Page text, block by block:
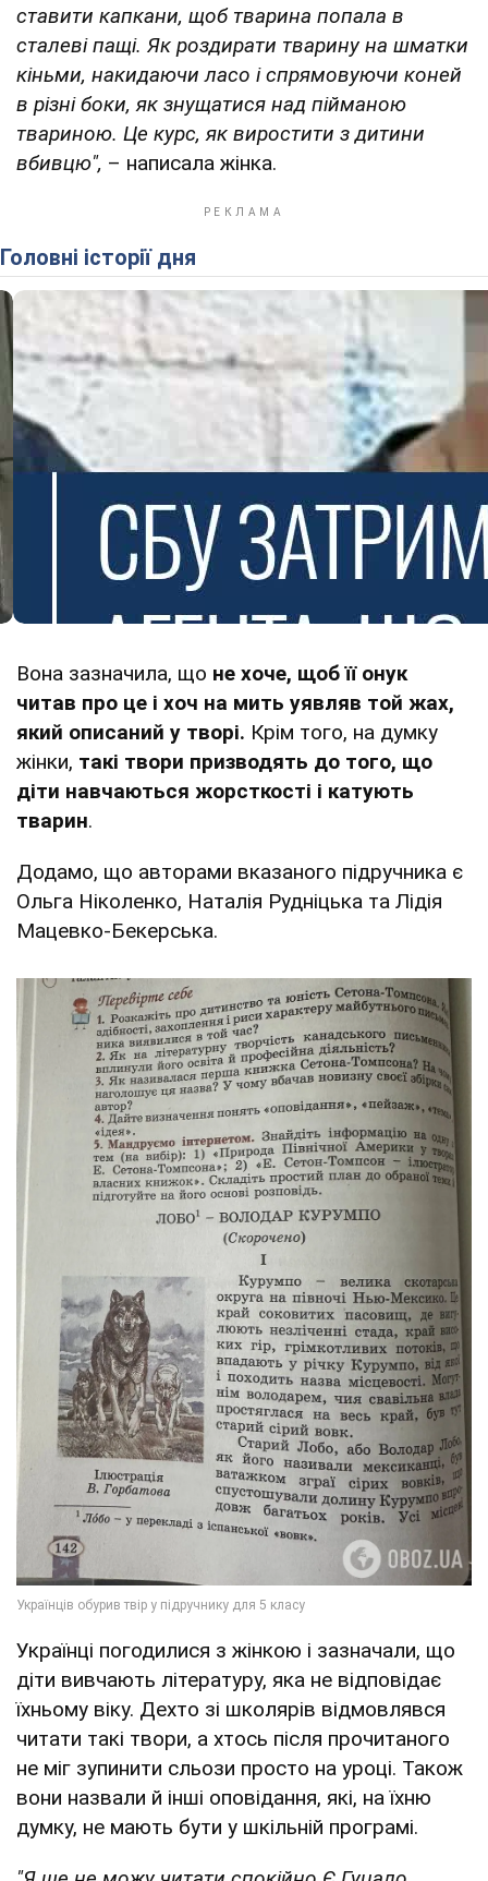
ставити капкани, щоб тварина попала в
сталеві пащі. Як роздирати тварину на шматки
кіньми, накидаючи ласо і спрямовуючи коней
в різні боки, як знущатися над пійманою
твариною. Це курс, як виростити з дитини
вбивцю", – написала жінка.
Головні історії дня
Вона зазначила, що не хоче, щоб її онук
читав про це і хоч на мить уявляв той жах,
який описаний у творі. Крім того, на думку
жінки, такі твори призводять до того, що
діти навчаються жорсткості і катують
тварин.
Додамо, що авторами вказаного підручника є
Ольга Ніколенко, Наталія Рудніцька та Лідія
Мацевко-Бекерська.
Українці погодилися з жінкою і зазначали, що
діти вивчають літературу, яка не відповідає
їхньому віку. Дехто зі школярів відмовлявся
читати такі твори, а хтось після прочитаного
не міг зупинити сльози просто на уроці. Також
вони назвали й інші оповідання, які, на їхню
думку, не мають бути у шкільній програмі.